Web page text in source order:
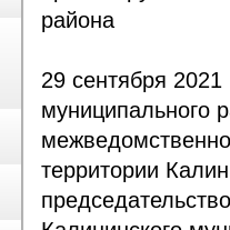
района
29 сентября
муниципального
территории